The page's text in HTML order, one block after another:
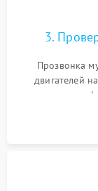
3.
Прозвонка
двигателей
прессостата
концевика